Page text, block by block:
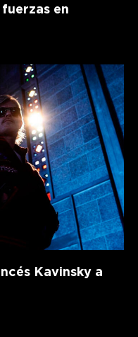
en
Kavinsky a